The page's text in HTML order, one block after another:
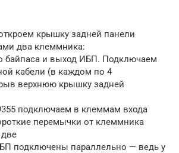
крышку задней панели
два клеммника:
байпаса и выход ИБП. Подключаем
кабели (в каждом по 4
верхнюю крышку задней
подключаем в клеммам входа
перемычки от клеммника
подключены параллельно — ведь у